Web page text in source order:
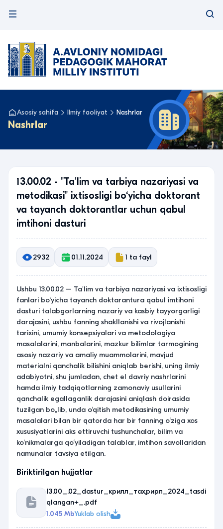
Asosiy sahifa Ilmiy faoliyat Nashrlar
Nashrlar
13.00.02 - "Ta'lim va tarbiya nazariyasi va
metodikasi" ixtisosligi bo‘yicha doktorant
va tayanch doktorantlar uchun qabul
imtihoni dasturi
2932 01.11.2024 1 ta fayl
Ushbu 13.00.02 – Ta'lim va tarbiya nazariyasi va ixtisosligi
fanlari bo‘yicha tayanch doktarantura qabul imtihoni
dasturi talabgorlarning nazariy va kasbiy tayyorgarligi
darajasini, ushbu fanning shakllanishi va rivojlanishi
tarixini, umumiy konsepsiyalari va metodologiya
masalalarini, manbalarini, mazkur bilimlar tarmogining
asosiy nazariy va amaliy muammolarini, mavjud
materialni qanchalik bilishini aniqlab berishi, uning ilmiy
adabiyotni, shu jumladan, chet el davriy nashrlarini
hamda ilmiy tadqiqotlarning zamonaviy usullarini
qanchalik egallaganlik darajasini aniqlash doirasida
tuzilgan bo„lib, unda o‘qitish metodikasining umumiy
masalalari bilan bir qatorda har bir fanning o‘ziga xos
xususiyatlarini aks ettiruvchi tushunchalar, bilim va
ko‘nikmalarga qo‘yiladigan talablar, imtihon savollaridan
namunalar tavsiya etilgan.
Biriktirilgan hujjatlar
13.00_.02_dastur_крилл_таҳрирл_2024_tasdi
qlangan+_.pdf
1.045 MbYuklab olish